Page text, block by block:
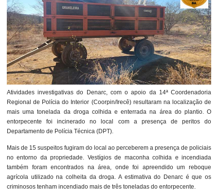
Atividades investigativas do Denarc, com o apoio da 14ª Coordenadoria
Regional de Polícia do Interior (Coorpin/Irecê) resultaram na localização de
mais uma tonelada da droga colhida e enterrada na área do plantio. O
entorpecente foi incinerado no local com a presença de peritos do
Departamento de Polícia Técnica (DPT).
Mais de 15 suspeitos fugiram do local ao perceberem a presença de policiais
no entorno da propriedade. Vestígios de maconha colhida e incendiada
também foram encontrados na área, onde foi apreendido um reboque
agrícola utilizado na colheita da droga. A estimativa do Denarc é que os
criminosos tenham incendiado mais de três toneladas do entorpecente.